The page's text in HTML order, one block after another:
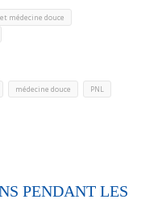
médecine douce
médecine douce PNL
PENDANT LES